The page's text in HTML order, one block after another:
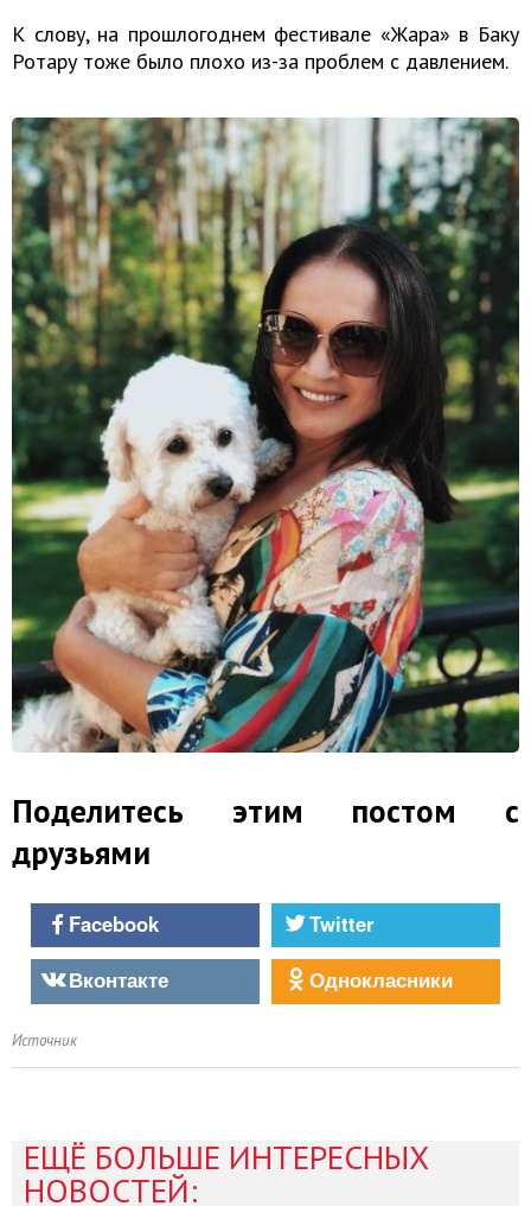
К слову, на прошлогоднем фестивале «Жара» в Баку
Ротару тоже было плохо из-за проблем с давлением.
Поделитесь этим постом с
друзьями
Facebook
Twitter
Вконтакте
Однокласники
Источник
ЕЩЁ БОЛЬШЕ ИНТЕРЕСНЫХ
НОВОСТЕЙ: